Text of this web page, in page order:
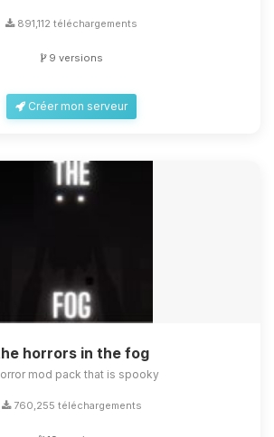
891,112 téléchargements
9 versions
Créer mon serveur
horrors in the fog
mod pack that is spooky
760,255 téléchargements